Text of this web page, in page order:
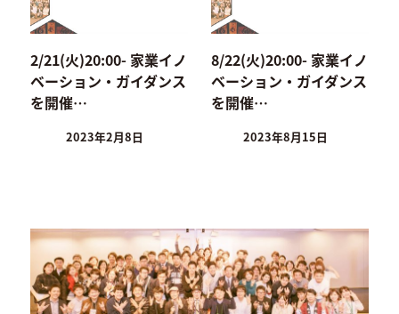
2/21(火)20:00- 家業イノ
ベーション・ガイダンス
を開催…
2023年2月8日
8/22(火)20:00- 家業イノ
ベーション・ガイダンス
を開催…
2023年8月15日